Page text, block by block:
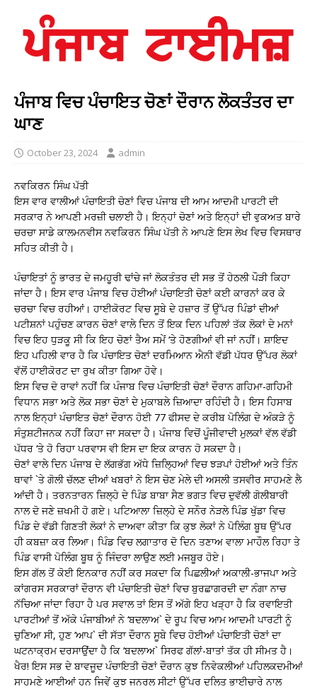
ਪੰਜਾਬ ਵਿਚ ਪੰਚਾਇਤ ਚੋਣਾਂ ਦੌਰਾਨ ਲੋਕਤੰਤਰ ਦਾ
ਘਾਣ
October 23, 2024 admin
ਨਵਕਿਰਨ ਸਿੰਘ ਪੱਤੀ
ਇਸ ਵਾਰ ਵਾਲੀਆਂ ਪੰਚਾਇਤੀ ਚੋਣਾਂ ਵਿਚ ਪੰਜਾਬ ਦੀ ਆਮ ਆਦਮੀ ਪਾਰਟੀ ਦੀ
ਸਰਕਾਰ ਨੇ ਆਪਣੀ ਮਰਜ਼ੀ ਚਲਾਈ ਹੈ। ਇਨ੍ਹਾਂ ਚੋਣਾਂ ਅਤੇ ਇਨ੍ਹਾਂ ਦੀ ਵੁਕਅਤ ਬਾਰੇ
ਚਰਚਾ ਸਾਡੇ ਕਾਲਮਨਵੀਸ ਨਵਕਿਰਨ ਸਿੰਘ ਪੱਤੀ ਨੇ ਆਪਣੇ ਇਸ ਲੇਖ ਵਿਚ ਵਿਸਥਾਰ
ਸਹਿਤ ਕੀਤੀ ਹੈ।
ਪੰਚਾਇਤਾਂ ਨੂੰ ਭਾਰਤ ਦੇ ਜਮਹੂਰੀ ਢਾਂਚੇ ਜਾਂ ਲੋਕਤੰਤਰ ਦੀ ਸਭ ਤੋਂ ਹੇਠਲੀ ਪੌੜੀ ਕਿਹਾ
ਜਾਂਦਾ ਹੈ। ਇਸ ਵਾਰ ਪੰਜਾਬ ਵਿਚ ਹੋਈਆਂ ਪੰਚਾਇਤੀ ਚੋਣਾਂ ਕਈ ਕਾਰਨਾਂ ਕਰ ਕੇ
ਚਰਚਾ ਵਿਚ ਰਹੀਆਂ। ਹਾਈਕੋਰਟ ਵਿਚ ਸੂਬੇ ਦੇ ਹਜ਼ਾਰ ਤੋਂ ਉੱਪਰ ਪਿੰਡਾਂ ਦੀਆਂ
ਪਟੀਸ਼ਨਾਂ ਪਹੁੰਚਣ ਕਾਰਨ ਚੋਣਾਂ ਵਾਲੇ ਦਿਨ ਤੋਂ ਇਕ ਦਿਨ ਪਹਿਲਾਂ ਤੱਕ ਲੋਕਾਂ ਦੇ ਮਨਾਂ
ਵਿਚ ਇਹ ਧੁੜਕੂ ਸੀ ਕਿ ਇਹ ਚੋਣਾਂ ਤੈਅ ਸਮੇਂ ‘ਤੇ ਹੋਣਗੀਆਂ ਵੀ ਜਾਂ ਨਹੀਂ। ਸ਼ਾਇਦ
ਇਹ ਪਹਿਲੀ ਵਾਰ ਹੈ ਕਿ ਪੰਚਾਇਤ ਚੋਣਾਂ ਦਰਮਿਆਨ ਐਨੀ ਵੱਡੀ ਪੱਧਰ ਉੱਪਰ ਲੋਕਾਂ
ਵੱਲੋਂ ਹਾਈਕੋਰਟ ਦਾ ਰੁਖ ਕੀਤਾ ਗਿਆ ਹੋਵੇ।
ਇਸ ਵਿਚ ਦੋ ਰਾਵਾਂ ਨਹੀਂ ਕਿ ਪੰਜਾਬ ਵਿਚ ਪੰਚਾਇਤੀ ਚੋਣਾਂ ਦੌਰਾਨ ਗਹਿਮਾ-ਗਹਿਮੀ
ਵਿਧਾਨ ਸਭਾ ਅਤੇ ਲੋਕ ਸਭਾ ਚੋਣਾਂ ਦੇ ਮੁਕਾਬਲੇ ਜ਼ਿਆਦਾ ਰਹਿੰਦੀ ਹੈ। ਇਸ ਹਿਸਾਬ
ਨਾਲ ਇਨ੍ਹਾਂ ਪੰਚਾਇਤ ਚੋਣਾਂ ਦੌਰਾਨ ਹੋਈ 77 ਫੀਸਦ ਦੇ ਕਰੀਬ ਪੋਲਿੰਗ ਦੇ ਅੰਕੜੇ ਨੂੰ
ਸੰਤੁਸ਼ਟੀਜਨਕ ਨਹੀਂ ਕਿਹਾ ਜਾ ਸਕਦਾ ਹੈ। ਪੰਜਾਬ ਵਿਚੋਂ ਪੂੰਜੀਵਾਦੀ ਮੁਲਕਾਂ ਵੱਲ ਵੱਡੀ
ਪੱਧਰ ‘ਤੇ ਹੋ ਰਿਹਾ ਪਰਵਾਸ ਵੀ ਇਸ ਦਾ ਇਕ ਕਾਰਨ ਹੋ ਸਕਦਾ ਹੈ।
ਚੋਣਾਂ ਵਾਲੇ ਦਿਨ ਪੰਜਾਬ ਦੇ ਲੱਗਭੱਗ ਅੱਧੇ ਜ਼ਿਲਿ੍ਹਆਂ ਵਿਚ ਝੜਪਾਂ ਹੋਈਆਂ ਅਤੇ ਤਿੰਨ
ਥਾਵਾਂ `ਤੇ ਗੋਲੀ ਚੱਲਣ ਦੀਆਂ ਖਬਰਾਂ ਨੇ ਇਸ ਚੋਣ ਮੇਲੇ ਦੀ ਅਸਲੀ ਤਸਵੀਰ ਸਾਹਮਣੇ ਲੈ
ਆਂਦੀ ਹੈ। ਤਰਨਤਾਰਨ ਜ਼ਿਲ੍ਹੇ ਦੇ ਪਿੰਡ ਬਾਬਾ ਸੈਣ ਭਗਤ ਵਿਚ ਦੁਵੱਲੀ ਗੋਲੀਬਾਰੀ
ਨਾਲ ਦੋ ਜਣੇ ਜ਼ਖਮੀ ਹੋ ਗਏ। ਪਟਿਆਲਾ ਜ਼ਿਲ੍ਹੇ ਦੇ ਸਨੌਰ ਨੇੜਲੇ ਪਿੰਡ ਖੁੱਡਾ ਵਿਚ
ਪਿੰਡ ਦੇ ਵੱਡੀ ਗਿਣਤੀ ਲੋਕਾਂ ਨੇ ਦਾਅਵਾ ਕੀਤਾ ਕਿ ਕੁਝ ਲੋਕਾਂ ਨੇ ਪੋਲਿੰਗ ਬੂਥ ਉੱਪਰ
ਹੀ ਕਬਜ਼ਾ ਕਰ ਲਿਆ। ਪਿੰਡ ਵਿਚ ਲਗਾਤਾਰ ਦੋ ਦਿਨ ਤਣਾਅ ਵਾਲਾ ਮਾਹੌਲ ਰਿਹਾ ਤੇ
ਪਿੰਡ ਵਾਸੀ ਪੋਲਿੰਗ ਬੂਥ ਨੂੰ ਜਿੰਦਰਾ ਲਾਉਣ ਲਈ ਮਜਬੂਰ ਹੋਏ।
ਇਸ ਗੱਲ ਤੋਂ ਕੋਈ ਇਨਕਾਰ ਨਹੀਂ ਕਰ ਸਕਦਾ ਕਿ ਪਿਛਲੀਆਂ ਅਕਾਲੀ-ਭਾਜਪਾ ਅਤੇ
ਕਾਂਗਰਸ ਸਰਕਾਰਾਂ ਦੌਰਾਨ ਵੀ ਪੰਚਾਇਤੀ ਚੋਣਾਂ ਵਿਚ ਬੁਰਛਾਗਰਦੀ ਦਾ ਨੰਗਾ ਨਾਚ
ਨੱਚਿਆ ਜਾਂਦਾ ਰਿਹਾ ਹੈ ਪਰ ਸਵਾਲ ਤਾਂ ਇਸ ਤੋਂ ਅੱਗੇ ਇਹ ਖੜ੍ਹਾ ਹੈ ਕਿ ਰਵਾਇਤੀ
ਪਾਰਟੀਆਂ ਤੋਂ ਅੱਕੇ ਪੰਜਾਬੀਆਂ ਨੇ ‘ਬਦਲਾਅ` ਦੇ ਰੂਪ ਵਿਚ ਆਮ ਆਦਮੀ ਪਾਰਟੀ ਨੂੰ
ਚੁਣਿਆ ਸੀ, ਹੁਣ ‘ਆਪ` ਦੀ ਸੱਤਾ ਦੌਰਾਨ ਸੂਬੇ ਵਿਚ ਹੋਈਆਂ ਪੰਚਾਇਤੀ ਚੋਣਾਂ ਦਾ
ਘਟਨਾਕ੍ਰਮ ਦਰਸਾਉਂਦਾ ਹੈ ਕਿ ‘ਬਦਲਾਅ` ਸਿਰਫ ਗੱਲਾਂ-ਬਾਤਾਂ ਤੱਕ ਹੀ ਸੀਮਤ ਹੈ।
ਖੈਰ! ਇਸ ਸਭ ਦੇ ਬਾਵਜੂਦ ਪੰਚਾਇਤੀ ਚੋਣਾਂ ਦੌਰਾਨ ਕੁਝ ਨਿਵੇਕਲੀਆਂ ਪਹਿਲਕਦਮੀਆਂ
ਸਾਹਮਣੇ ਆਈਆਂ ਹਨ ਜਿਵੇਂ ਕੁਝ ਜਨਰਲ ਸੀਟਾਂ ਉੱਪਰ ਦਲਿਤ ਭਾਈਚਾਰੇ ਨਾਲ